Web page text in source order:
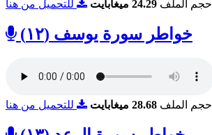
حجم الملف 24.29 ميغابايت للتحميل من هنا
خواطر سورة يوسف (١٢)
حجم الملف 28.68 ميغابايت للتحميل من هنا